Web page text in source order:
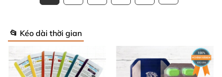
📂 Kéo dài thời gian